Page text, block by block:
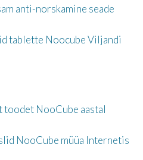
anti-norskamine seade
tablette Noocube Viljandi
toodet NooCube aastal
NooCube müüa Internetis